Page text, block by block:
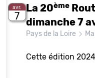
avr.
7
La 20ème
dimanche 7
Pays de la Loire
Cette édition